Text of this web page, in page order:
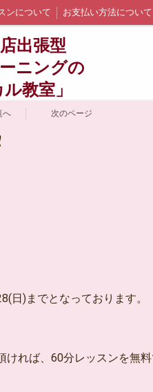
ンについて お支払い方法について
出張型
ニングの
教室」
へ 次のページ
日)までとなっております。
れば、60分レッスンを無